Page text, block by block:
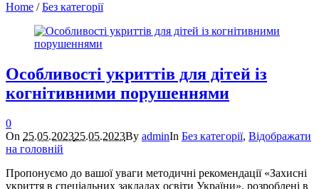
Home /Без категорії
Особливості укриттів для дітей із
когнітивними порушеннями
0
On 25.05.202325.05.2023By adminIn Без категорії, Відображати
на головній
Пропонуємо до вашої уваги методичні рекомендації «Захисні
укриття в спеціальних закладах освіти України», розроблені в